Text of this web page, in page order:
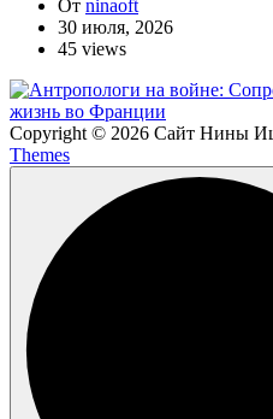
От ninaoft
30 июля, 2026
45 views
Copyright © 2026 Сайт Нины
Themes